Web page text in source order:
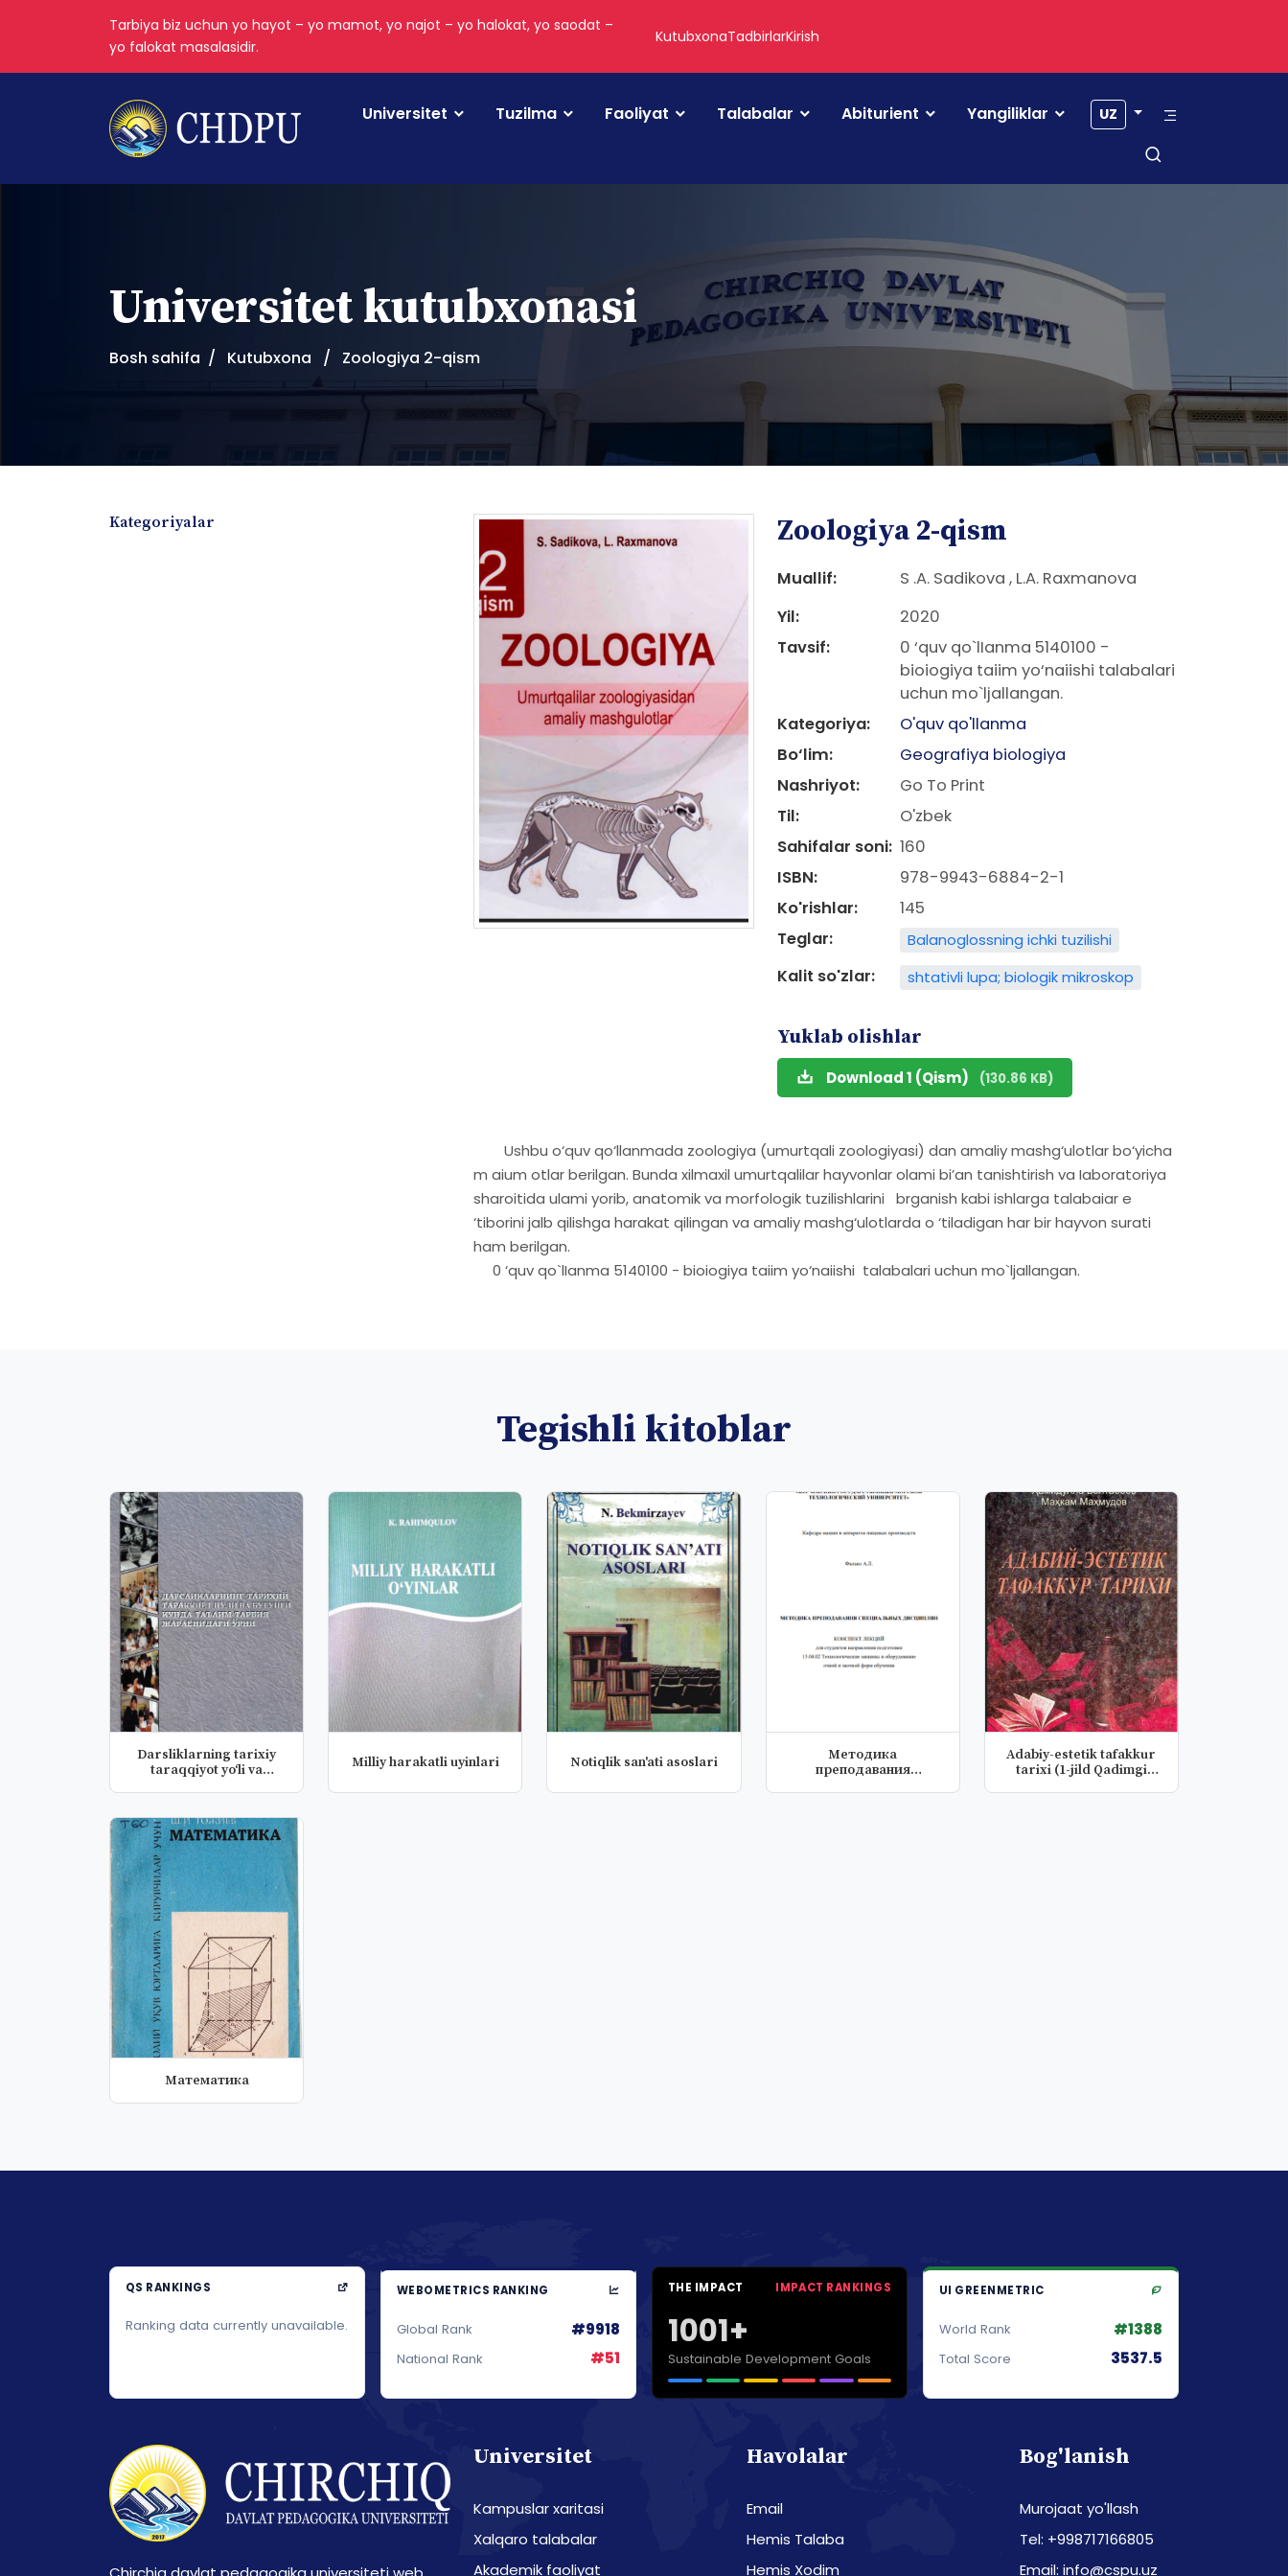
Tarbiya biz uchun yo hayot – yo mamot, yo najot – yo halokat, yo saodat –
yo falokat masalasidir.
KutubxonaTadbirlarKirish
Universitet Tuzilma Faoliyat Talabalar Abiturient Yangiliklar UZ
Universitet kutubxonasi
Bosh sahifa Kutubxona Zoologiya 2-qism
Kategoriyalar Zoologiya 2-qism
Muallif:
S .A. Sadikova , L.A. Raxmanova
Yil:
2020
Tavsif:
0 ‘quv qo`lIanma 5140100 -
bioiogiya taiim yo‘naiishi talabalari
uchun mo`ljallangan.
Kategoriya:
O'quv qo'llanma
Bo‘lim:
Geografiya biologiya
Nashriyot:
Go To Print
Til:
O'zbek
Sahifalar soni: 160
ISBN:
978-9943-6884-2-1
Ko'rishlar:
145
Teglar:
Balanoglossning ichki tuzilishi
Kalit so'zlar: shtativli lupa; biologik mikroskop
Yuklab olishlar
Download 1 (Qism) (130.86 KB)
Ushbu o‘quv qo‘llanmada zoologiya (umurtqali zoologiyasi) dan amaliy mashg‘ulotlar bo‘yicha
m aium otlar berilgan. Bunda xilmaxil umurtqalilar hayvonlar olami bi’an tanishtirish va Iaboratoriya
sharoitida ulami yorib, anatomik va morfologik tuzilishlarini brganish kabi ishlarga talabaiar e
‘tiborini jalb qilishga harakat qilingan va amaliy mashg‘ulotlarda o ‘tiladigan har bir hayvon surati
ham berilgan.
0 ‘quv qo`lIanma 5140100 - bioiogiya taiim yo‘naiishi talabalari uchun mo`ljallangan.
Tegishli kitoblar
Darsliklarning tarixiy
taraqqiyot yo‘li va
Milliy harakatli uyinlari Notiqlik san'ati asoslari
Mетодика
преподавания
Аdabiy-estetik tafakkur
tarixi (1-jild Qadimgi
Математика
QS RANKINGS
Ranking data currently unavailable.
WEBOMETRICS RANKING
Global Rank #9918
National Rank #51
THE IMPACT IMPACT RANKINGS
1001+
Sustainable Development Goals
UI GREENMETRIC
World Rank #1388
Total Score 3537.5
Universitet
Kampuslar xaritasi
Xalqaro talabalar
Akademik faoliyat
Havolalar
Email
Hemis Talaba
Hemis Xodim
Bog'lanish
Murojaat yo'llash
Tel: +998717166805
Email: info@cspu.uz